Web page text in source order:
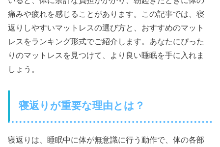
痛みや疲れを感じることがあります。この記事では、寝
返りしやすいマットレスの選び方と、おすすめのマット
レスをランキング形式でご紹介します。あなたにぴった
りのマットレスを見つけて、より良い睡眠を手に入れま
しょう。
寝返りが重要な理由とは？
寝返りは、睡眠中に体が無意識に行う動作で、体の各部